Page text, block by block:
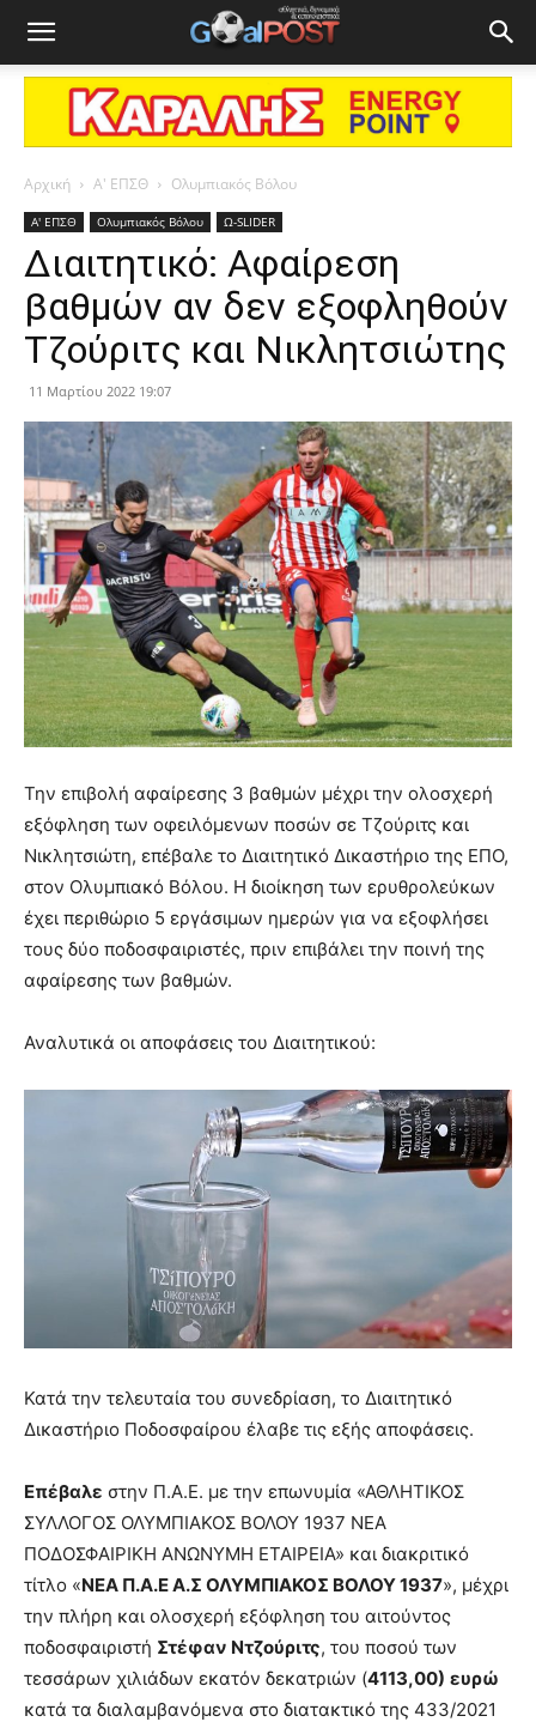
Αρχική Α' ΕΠΣΘ Ολυμπιακός Βόλου
Α' ΕΠΣΘ Ολυμπιακός Βόλου Ω-SLIDER
Διαιτητικό: Αφαίρεση
βαθμών αν δεν εξοφληθούν
Τζούριτς και Νικλητσιώτης
11 Μαρτίου 2022 19:07
Την επιβολή αφαίρεσης 3 βαθμών μέχρι την ολοσχερή
εξόφληση των οφειλόμενων ποσών σε Τζούριτς και
Νικλητσιώτη, επέβαλε το Διαιτητικό Δικαστήριο της ΕΠΟ,
στον Ολυμπιακό Βόλου. Η διοίκηση των ερυθρολεύκων
έχει περιθώριο 5 εργάσιμων ημερών για να εξοφλήσει
τους δύο ποδοσφαιριστές, πριν επιβάλει την ποινή της
αφαίρεσης των βαθμών.
Αναλυτικά οι αποφάσεις του Διαιτητικού:
Κατά την τελευταία του συνεδρίαση, το Διαιτητικό
Δικαστήριο Ποδοσφαίρου έλαβε τις εξής αποφάσεις.
Επέβαλε στην Π.Α.Ε. με την επωνυμία «ΑΘΛΗΤΙΚΟΣ
ΣΥΛΛΟΓΟΣ ΟΛΥΜΠΙΑΚΟΣ ΒΟΛΟΥ 1937 ΝΕΑ
ΠΟΔΟΣΦΑΙΡΙΚΗ ΑΝΩΝΥΜΗ ΕΤΑΙΡΕΙΑ» και διακριτικό
τίτλο «ΝΕΑ Π.Α.Ε Α.Σ ΟΛΥΜΠΙΑΚΟΣ ΒΟΛΟΥ 1937», μέχρι
την πλήρη και ολοσχερή εξόφληση του αιτούντος
ποδοσφαιριστή Στέφαν Ντζούριτς, του ποσού των
τεσσάρων χιλιάδων εκατόν δεκατριών (4113,00) ευρώ
κατά τα διαλαμβανόμενα στο διατακτικό της 433/2021